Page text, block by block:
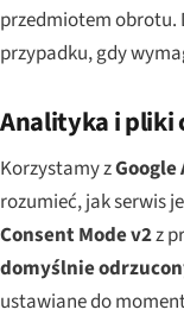
przedmiotem obrotu.
przypadku, gdy
Analityka i pliki
Korzystamy z
rozumieć, jak serwis
Consent Mode v2z
domyślnie
ustawiane do